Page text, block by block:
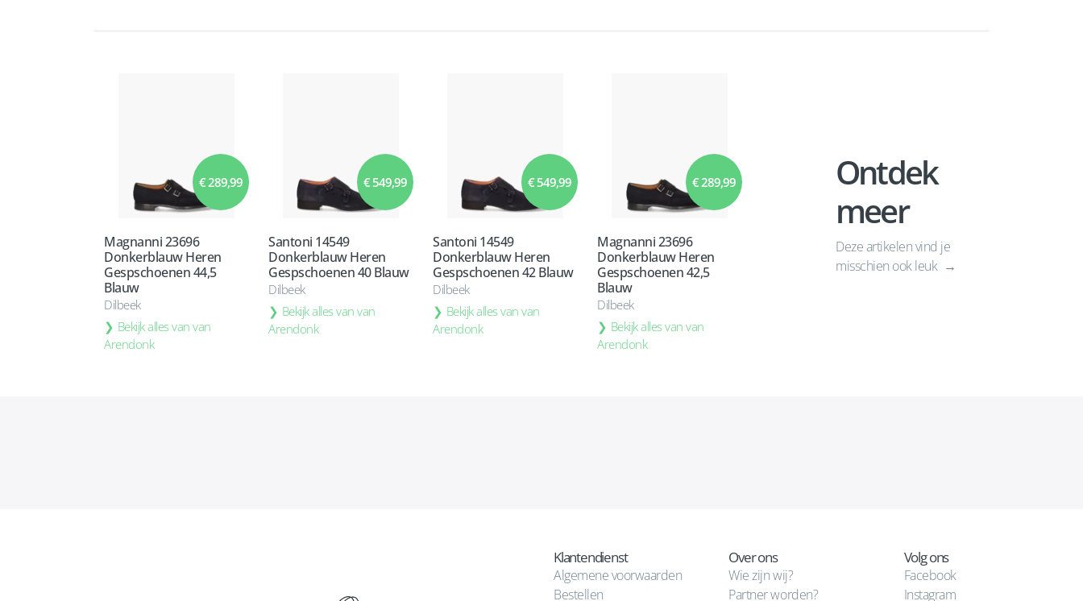
€ 289,99
Magnanni 23696
Donkerblauw Heren
Gespschoenen 44,5
Blauw
Dilbeek
Bekijk alles van van
Arendonk
€ 549,99
Santoni 14549
Donkerblauw Heren
Gespschoenen 40 Blauw
Dilbeek
Bekijk alles van van
Arendonk
€ 549,99
Santoni 14549
Donkerblauw Heren
Gespschoenen 42 Blauw
Dilbeek
Bekijk alles van van
Arendonk
€ 289,99
Magnanni 23696
Donkerblauw Heren
Gespschoenen 42,5
Blauw
Dilbeek
Bekijk alles van van
Arendonk
Ontdek
meer
Deze artikelen vind je
misschien ook leuk
Klantendienst
Algemene voorwaarden
Bestellen
Over ons
Wie zijn wij?
Partner worden?
Volg ons
Facebook
Instagram